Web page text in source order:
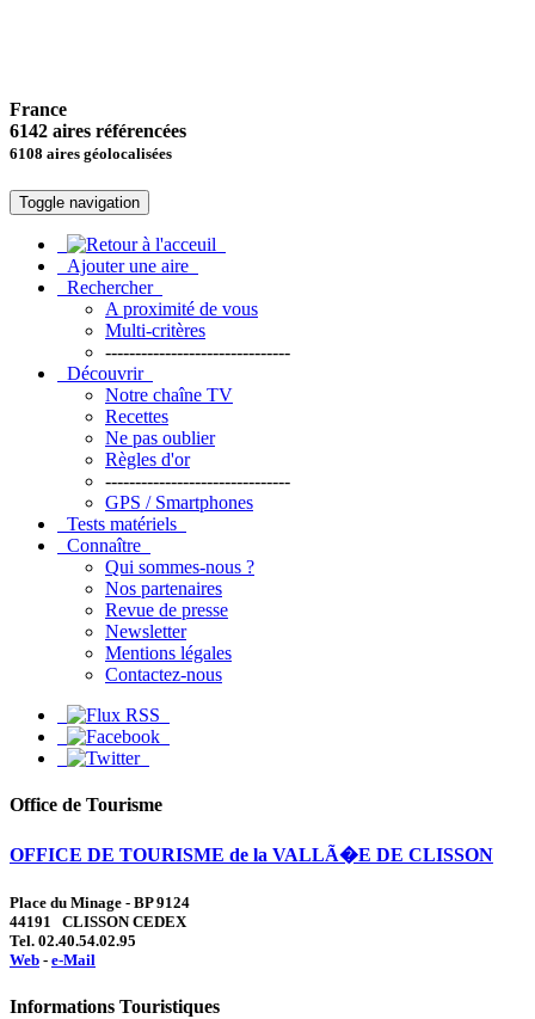
France
6142 aires référencées
6108 aires géolocalisées
Toggle navigation
Ajouter une aire
Rechercher
A proximité de vous
Multi-critères
-------------------------------
Découvrir
Notre chaîne TV
Recettes
Ne pas oublier
Règles d'or
-------------------------------
GPS / Smartphones
Tests matériels
Connaître
Qui sommes-nous ?
Nos partenaires
Revue de presse
Newsletter
Mentions légales
Contactez-nous
Office de Tourisme
OFFICE DE TOURISME de la VALLÃ�E DE CLISSON
Place du Minage - BP 9124
44191 CLISSON CEDEX
Tel. 02.40.54.02.95
Web - e-Mail
Informations Touristiques